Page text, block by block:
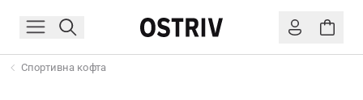
Спортивна кофта